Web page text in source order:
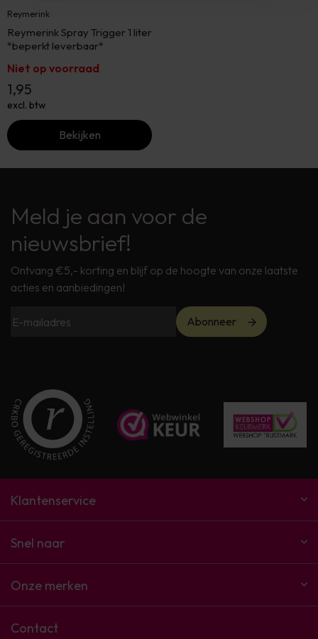
Reymerink
Reymerink Spray Trigger 1 liter
*beperkt leverbaar*
Niet op voorraad
1,95
excl. btw
Bekijken
Meld je aan voor de
nieuwsbrief!
Ontvang €5,- korting en blijf op de hoogte van onze laatste
acties en aanbiedingen!
Abonneer
Klantenservice
Snel naar
Onze merken
Contact